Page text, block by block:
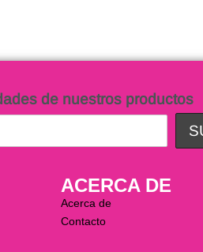
QUICKVIEW
de nuestros productos
ACERCA DE
Acerca de
Contacto